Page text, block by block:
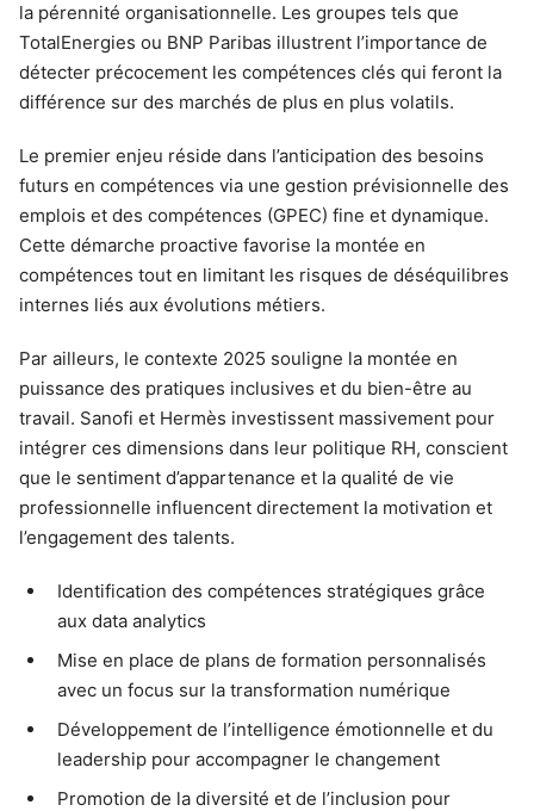
la pérennité organisationnelle. Les groupes tels que
TotalEnergies ou BNP Paribas illustrent l’importance de
détecter précocement les compétences clés qui feront la
différence sur des marchés de plus en plus volatils.
Le premier enjeu réside dans l’anticipation des besoins
futurs en compétences via une gestion prévisionnelle des
emplois et des compétences (GPEC) fine et dynamique.
Cette démarche proactive favorise la montée en
compétences tout en limitant les risques de déséquilibres
internes liés aux évolutions métiers.
Par ailleurs, le contexte 2025 souligne la montée en
puissance des pratiques inclusives et du bien-être au
travail. Sanofi et Hermès investissent massivement pour
intégrer ces dimensions dans leur politique RH, conscient
que le sentiment d’appartenance et la qualité de vie
professionnelle influencent directement la motivation et
l’engagement des talents.
Identification des compétences stratégiques grâce
aux data analytics
Mise en place de plans de formation personnalisés
avec un focus sur la transformation numérique
Développement de l’intelligence émotionnelle et du
leadership pour accompagner le changement
Promotion de la diversité et de l’inclusion pour